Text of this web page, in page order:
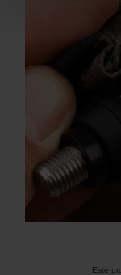
Este